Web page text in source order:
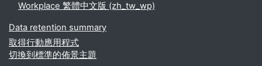
Workplace 繁體中文版 ‎(zh_tw_wp)‎
Data retention summary
取得行動應用程式
切換到標準的佈景主題